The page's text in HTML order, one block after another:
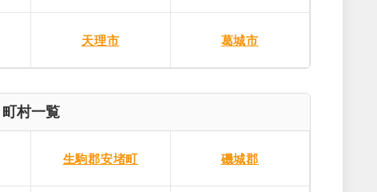
天理市 葛城市
町村一覧
生駒郡安堵町 磯城郡